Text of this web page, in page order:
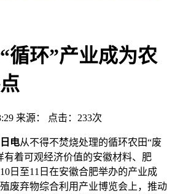
循环”产业成为农
来源： 点击：233次
电从不得不焚烧处理的循环农田“废
有着可观经济价值的安徽材料、肥
日至11日在安徽合肥举办的产业成
废弃物综合利用产业博览会上，推动